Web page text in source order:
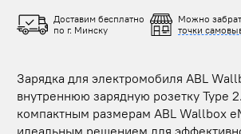
Доставим бесплатно
по г. Минску
Можно
точки
Зарядка для электромобиля ABL
внутреннюю зарядную розетку Type
компактным размерам ABL Wallbox